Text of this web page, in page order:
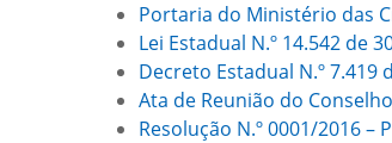
Portaria do Ministério das
Lei Estadual N.º 14.542 de
Decreto Estadual N.º 7.419
Ata de Reunião do
Resolução N.º 0001/2016